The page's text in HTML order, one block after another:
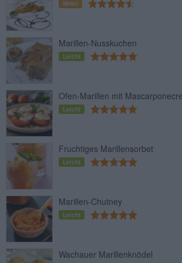
Mittel
Marillen-Nusskuchen
Leicht
Ofen-Marillen mit
Leicht
Fruchtiges Marillensorbet
Leicht
Marillen-Chutney
Leicht
Wachauer Marillenknödel